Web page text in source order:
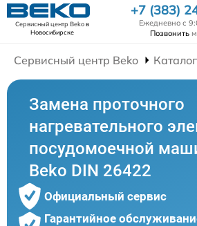
Сервисный центр Bekoв
Новосибирске
+7 (383)
Ежедневно с
Позвонить
Сервисный центр Beko
Замена проточного
нагревательного
посудомоечной
Beko DIN 26422
Официальный сервис
Гарантийное